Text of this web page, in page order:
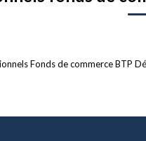
Fonds de commerce BTP